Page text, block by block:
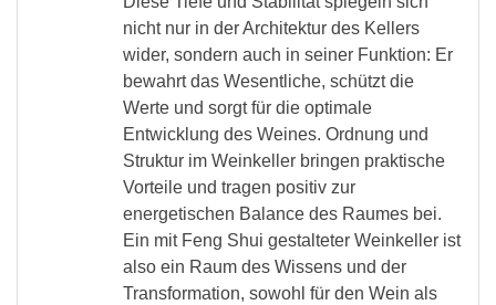
nicht nur in der Architektur des Kellers
wider, sondern auch in seiner Funktion: Er
bewahrt das Wesentliche, schützt die
Werte und sorgt für die optimale
Entwicklung des Weines. Ordnung und
Struktur im Weinkeller bringen praktische
Vorteile und tragen positiv zur
energetischen Balance des Raumes bei.
Ein mit Feng Shui gestalteter Weinkeller ist
also ein Raum des Wissens und der
Transformation, sowohl für den Wein als